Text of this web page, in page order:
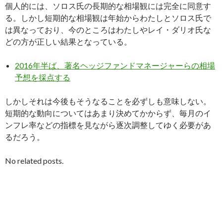
個人的には、ソロス氏の長期的な相場観には完全に同意す
る。しかし短期的な相場観は年始からわたしとソロス氏で
は異なっており、今のところはわたしやレイ・ダリオ氏な
どの方が正しい結果となっている。
2016年半ば、著名ヘッジファンドマネージャーらの相場
予想を採点する
しかしそれは今後もそうなることを必ずしも意味しない。
短期的な動向についてはあまり決めてかからず、毎月のイ
ンフレ率などの指標を見ながら逐次調整してゆく必要があ
るだろう。
No related posts.